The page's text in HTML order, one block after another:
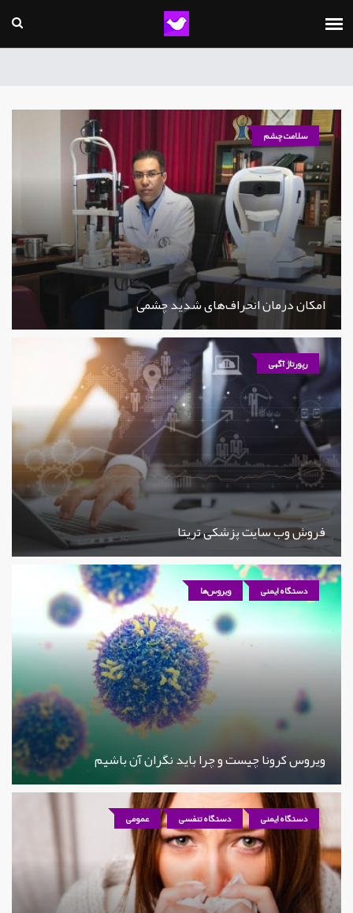
سلامت چشم
امکان درمان انحراف‌های شدید چشمی
رپورتاژ آگهی
فروش وب سایت پزشکی تریتا
دستگاه ایمنی ویروس‌ها
ویروس کرونا چیست و چرا باید نگران آن باشیم
دستگاه ایمنی دستگاه تنفسی عمومی